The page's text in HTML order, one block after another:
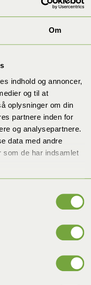
Om
indhold og annoncer,
og til at
oplysninger om din
partnere inden for
og analysepartnere.
data med andre
som de har indsamlet
Naturlige
til at holde myrer
Produkter som
myrernes spor og
hele kolonien, og en
nødvendig, hvis